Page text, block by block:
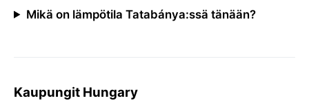
Mikä on lämpötila Tatabánya:ssä tänään?
Kaupungit Hungary